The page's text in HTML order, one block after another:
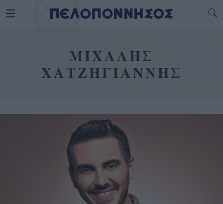
ΜΙΧΑΛΗΣ
ΧΑΤΖΗΓΙΑΝΝΗΣ